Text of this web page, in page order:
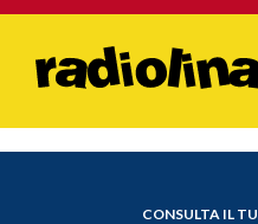
CONSULTA IL